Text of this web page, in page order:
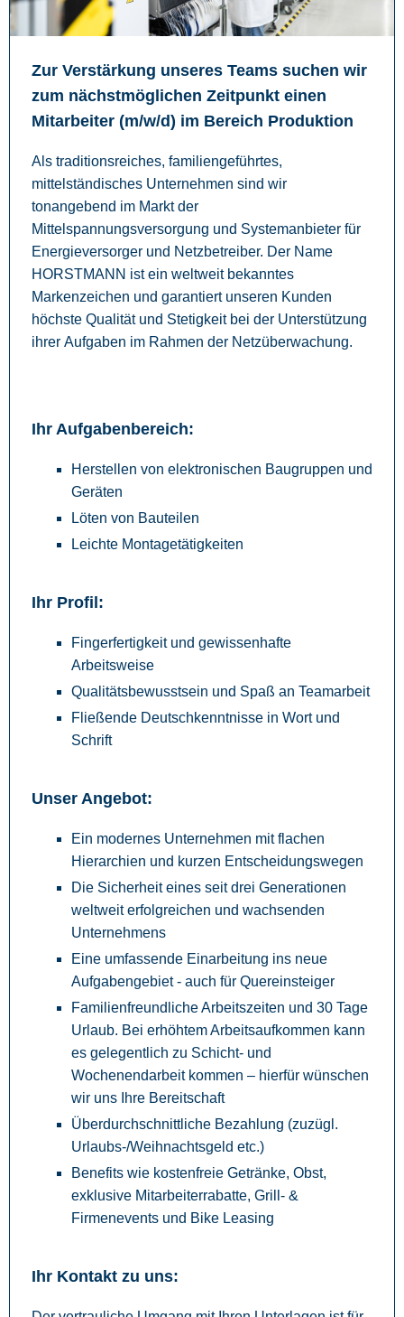
Zur Verstärkung unseres Teams suchen wir
zum nächstmöglichen Zeitpunkt einen
Mitarbeiter (m/w/d) im Bereich Produktion
Als traditionsreiches, familiengeführtes,
mittelständisches Unternehmen sind wir
tonangebend im Markt der
Mittelspannungsversorgung und Systemanbieter für
Energieversorger und Netzbetreiber. Der Name
HORSTMANN ist ein weltweit bekanntes
Markenzeichen und garantiert unseren Kunden
höchste Qualität und Stetigkeit bei der Unterstützung
ihrer Aufgaben im Rahmen der Netzüberwachung.
Ihr Aufgabenbereich:
Herstellen von elektronischen Baugruppen und
Geräten
Löten von Bauteilen
Leichte Montagetätigkeiten
Ihr Profil:
Fingerfertigkeit und gewissenhafte
Arbeitsweise
Qualitätsbewusstsein und Spaß an Teamarbeit
Fließende Deutschkenntnisse in Wort und
Schrift
Unser Angebot:
Ein modernes Unternehmen mit flachen
Hierarchien und kurzen Entscheidungswegen
Die Sicherheit eines seit drei Generationen
weltweit erfolgreichen und wachsenden
Unternehmens
Eine umfassende Einarbeitung ins neue
Aufgabengebiet - auch für Quereinsteiger
Familienfreundliche Arbeitszeiten und 30 Tage
Urlaub. Bei erhöhtem Arbeitsaufkommen kann
es gelegentlich zu Schicht- und
Wochenendarbeit kommen – hierfür wünschen
wir uns Ihre Bereitschaft
Überdurchschnittliche Bezahlung (zuzügl.
Urlaubs-/Weihnachtsgeld etc.)
Benefits wie kostenfreie Getränke, Obst,
exklusive Mitarbeiterrabatte, Grill- &
Firmenevents und Bike Leasing
Ihr Kontakt zu uns: